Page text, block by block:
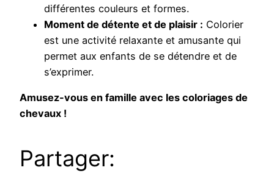
différentes couleurs et formes.
Moment de détente et de plaisir : Colorier
est une activité relaxante et amusante qui
permet aux enfants de se détendre et de
s’exprimer.
Amusez-vous en famille avec les coloriages de
chevaux !
Partager: